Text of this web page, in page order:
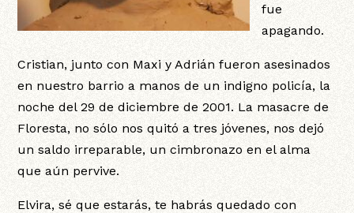
fue
apagando.
Cristian, junto con Maxi y Adrián fueron asesinados
en nuestro barrio a manos de un indigno policía, la
noche del 29 de diciembre de 2001. La masacre de
Floresta, no sólo nos quitó a tres jóvenes, nos dejó
un saldo irreparable, un cimbronazo en el alma
que aún pervive.
Elvira, sé que estarás, te habrás quedado con